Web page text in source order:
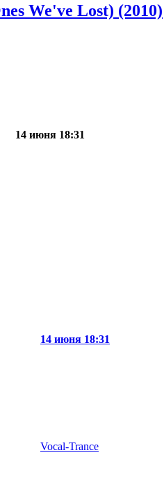
We've Lost) (2010)
14 июня 18:31
14 июня 18:31
Vocal-Trance